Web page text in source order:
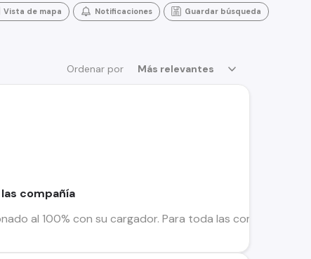
Vista de mapa Notificaciones Guardar búsqueda
Ordenar por Más relevantes
compañía
al 100% con su cargador. Para toda las compañía sin